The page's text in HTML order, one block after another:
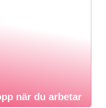
när du arbetar